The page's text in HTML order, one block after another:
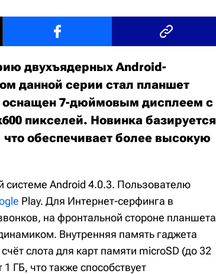
двухъядерных Android-
данной серии стал планшет
оснащен 7-дюймовым дисплеем с
пикселей. Новинка базируется
обеспечивает более высокую
системе Android 4.0.3. Пользователю
Play. Для Интернет-серфинга в
на фронтальной стороне планшета
Внутренняя память гаджета
слота для карт памяти microSD (до 32
ГБ, что также способствует